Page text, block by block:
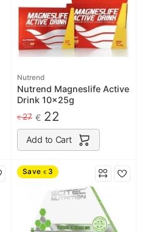
Nutrend
Nutrend Magneslife Active
Drink 10x25g
€27 € 22
Add to Cart
Save € 3